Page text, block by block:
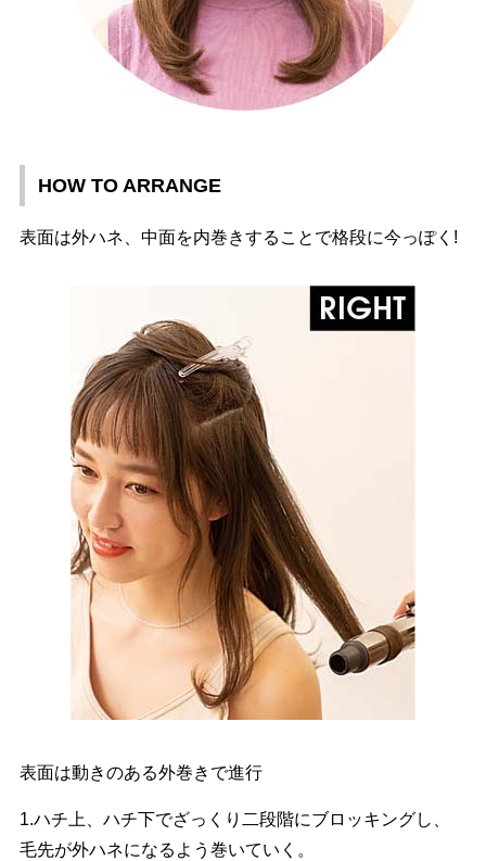
HOW TO ARRANGE
表面は外ハネ、中面を内巻きすることで格段に今っぽく!
表面は動きのある外巻きで進行
1.ハチ上、ハチ下でざっくり二段階にブロッキングし、
毛先が外ハネになるよう巻いていく。